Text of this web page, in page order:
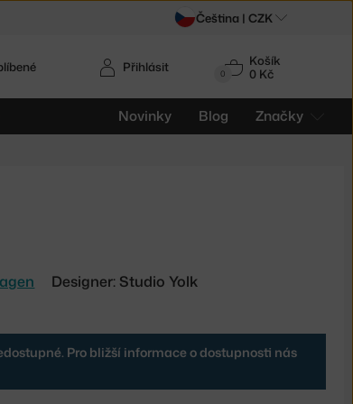
0
Košík
0 Kč
Novinky Blog Značky
Přihlásit
Designer: Studio Yolk
Pro bližší informace o dostupnosti nás
Čeština | CZK